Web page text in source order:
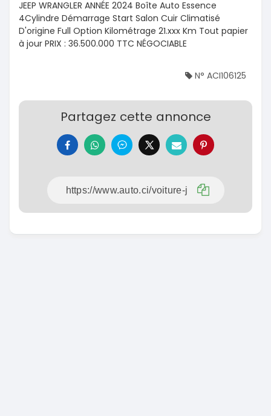
JEEP WRANGLER ANNÉE 2024 Boîte Auto Essence
4Cylindre Démarrage Start Salon Cuir Climatisé
D'origine Full Option Kilométrage 21.xxx Km Tout papier
à jour PRIX : 36.500.000 TTC NÉGOCIABLE
N° ACI106125
Partagez cette annonce